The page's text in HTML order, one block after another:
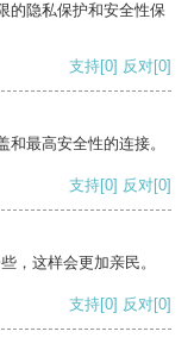
的隐私保护和安全性保
支持[0] 反对[0]
最高安全性的连接。
支持[0] 反对[0]
，这样会更加亲民。
支持[0] 反对[0]